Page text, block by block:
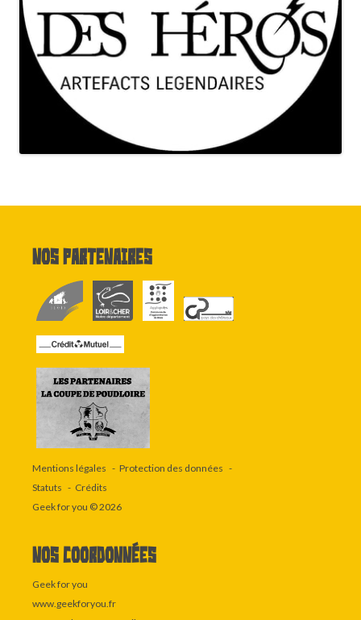
Nos partenaires
Mentions légales
Protection des données
Statuts
Crédits
Geek for you © 2026
Nos coordonnées
Geek for you
www.geekforyou.fr